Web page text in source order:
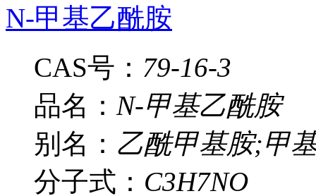
N-甲基乙酰胺
CAS号： 79-16-3
品名： N-甲基乙酰胺
别名： 乙酰甲基胺;甲
分子式： C3H7NO